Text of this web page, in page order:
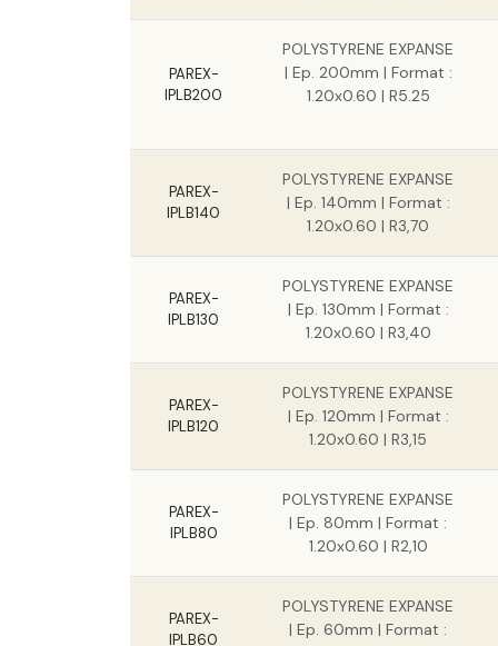
PAREX-
IPLB200
POLYSTYRENE EXPANSE
| Ep. 200mm | Format :
1.20x0.60 | R5.25
PAREX-
IPLB140
POLYSTYRENE EXPANSE
| Ep. 140mm | Format :
1.20x0.60 | R3,70
PAREX-
IPLB130
POLYSTYRENE EXPANSE
| Ep. 130mm | Format :
1.20x0.60 | R3,40
PAREX-
IPLB120
POLYSTYRENE EXPANSE
| Ep. 120mm | Format :
1.20x0.60 | R3,15
PAREX-
IPLB80
POLYSTYRENE EXPANSE
| Ep. 80mm | Format :
1.20x0.60 | R2,10
PAREX-
IPLB60
POLYSTYRENE EXPANSE
| Ep. 60mm | Format :